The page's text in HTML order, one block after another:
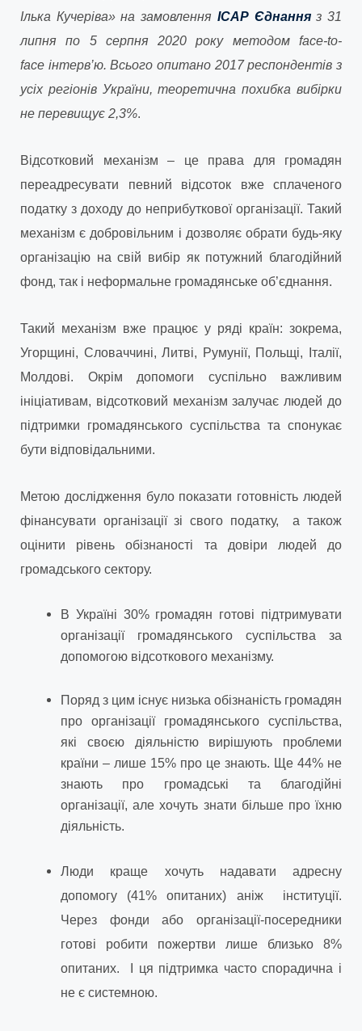
Ілька Кучеріва» на замовлення ІСАР Єднанняз 31
липня по 5 серпня 2020 року методом face-to-
face інтерв’ю. Всього опитано 2017 респондентів з
усіх регіонів України, теоретична похибка вибірки
не перевищує 2,3%.
Відсотковий механізм – це права для громадян
переадресувати певний відсоток вже сплаченого
податку з доходу до неприбуткової організації. Такий
механізм є добровільним і дозволяє обрати будь-яку
організацію на свій вибір як потужний благодійний
фонд, так і неформальне громадянське об’єднання.
Такий механізм вже працює у ряді країн: зокрема,
Угорщині, Словаччині, Литві, Румунії, Польщі, Італії,
Молдові. Окрім допомоги суспільно важливим
ініціативам, відсотковий механізм залучає людей до
підтримки громадянського суспільства та спонукає
бути відповідальними.
Метою дослідження було показати готовність людей
фінансувати організації зі свого податку, а також
оцінити рівень обізнаності та довіри людей до
громадського сектору.
В Україні 30% громадян готові підтримувати
організації громадянського суспільства за
допомогою відсоткового механізму.
Поряд з цим існує низька обізнаність громадян
про організації громадянського суспільства,
які своєю діяльністю вирішують проблеми
країни – лише 15% про це знають. Ще 44% не
знають про громадські та благодійні
організації, але хочуть знати більше про їхню
діяльність.
Люди краще хочуть надавати адресну
допомогу (41% опитаних) аніж інституції.
Через фонди або організації-посередники
готові робити пожертви лише близько 8%
опитаних. І ця підтримка часто спорадична і
не є системною.